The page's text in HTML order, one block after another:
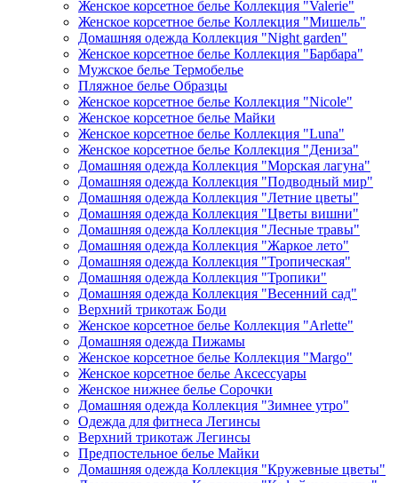
Женское корсетное белье Коллекция "Valerie"
Женское корсетное белье Коллекция "Мишель"
Домашняя одежда Коллекция "Night garden"
Женское корсетное белье Коллекция "Барбара"
Мужское белье Термобелье
Пляжное белье Образцы
Женское корсетное белье Коллекция "Nicole"
Женское корсетное белье Майки
Женское корсетное белье Коллекция "Luna"
Женское корсетное белье Коллекция "Дениза"
Домашняя одежда Коллекция "Морская лагуна"
Домашняя одежда Коллекция "Подводный мир"
Домашняя одежда Коллекция "Летние цветы"
Домашняя одежда Коллекция "Цветы вишни"
Домашняя одежда Коллекция "Лесные травы"
Домашняя одежда Коллекция "Жаркое лето"
Домашняя одежда Коллекция "Тропическая"
Домашняя одежда Коллекция "Тропики"
Домашняя одежда Коллекция "Весенний сад"
Верхний трикотаж Боди
Женское корсетное белье Коллекция "Arlette"
Домашняя одежда Пижамы
Женское корсетное белье Коллекция "Margo"
Женское корсетное белье Аксессуары
Женское нижнее белье Сорочки
Домашняя одежда Коллекция "Зимнее утро"
Одежда для фитнеса Легинсы
Верхний трикотаж Легинсы
Предпостельное белье Майки
Домашняя одежда Коллекция "Кружевные цветы"